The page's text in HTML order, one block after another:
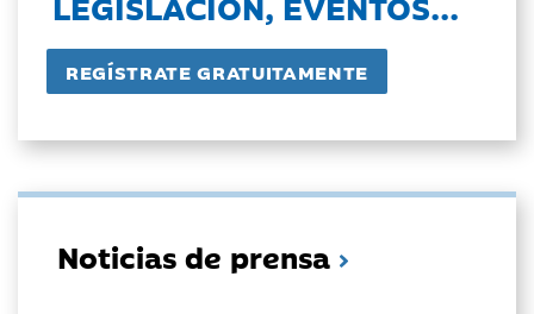
Noticias de prensa